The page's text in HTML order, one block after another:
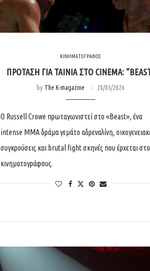
ΚΙΝΗΜΑΤΟΓΡΑΦΟΣ
ΠΡΌΤΑΣΗ ΓΙΑ ΤΑΙΝΊΑ ΣΤΟ CINEMA:
by The K-magazine 28/05/2026
Ο Russell Crowe πρωταγωνιστεί στο «Beast», ένα
intense MMA δράμα γεμάτο αδρεναλίνη,
συγκρούσεις και brutal fight σκηνές που έρχεται
κινηματογράφους.